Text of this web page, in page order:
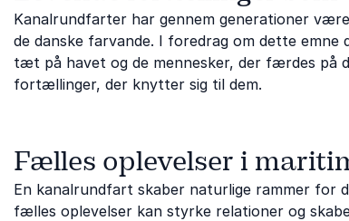
Kanalrundfarter har gennem generationer
de danske farvande. I foredrag om dette emne
tæt på havet og de mennesker, der færdes på
fortællinger, der knytter sig til dem.
Fælles oplevelser i
En kanalrundfart skaber naturlige rammer
fælles oplevelser kan styrke relationer og